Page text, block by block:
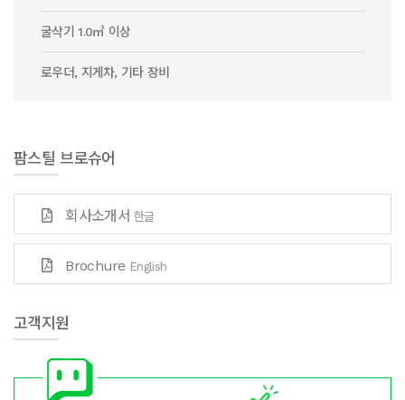
굴삭기 1.0㎥ 이상
로우더, 지게차, 기타 장비
팜스틸 브로슈어
회사소개서한글
Brochure English
고객지원